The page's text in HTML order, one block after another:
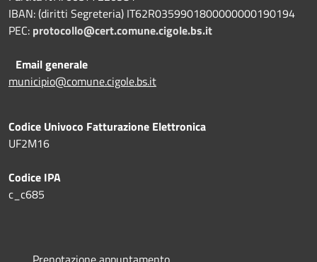
IBAN: (diritti Segreteria) IT62R0359901800000000190194
PEC: protocollo@cert.comune.cigole.bs.it
Email generale
municipio@comune.cigole.bs.it
Codice Univoco Fatturazione Elettronica
UF2M16
Codice IPA
c_c685